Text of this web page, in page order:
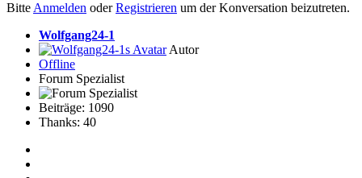
Bitte Anmelden oderRegistrieren um der Konversation beizutreten.
Wolfgang24-1
Autor
Offline
Forum Spezialist
Beiträge: 1090
Thanks: 40